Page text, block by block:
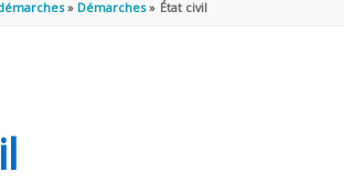
Démarches État civil